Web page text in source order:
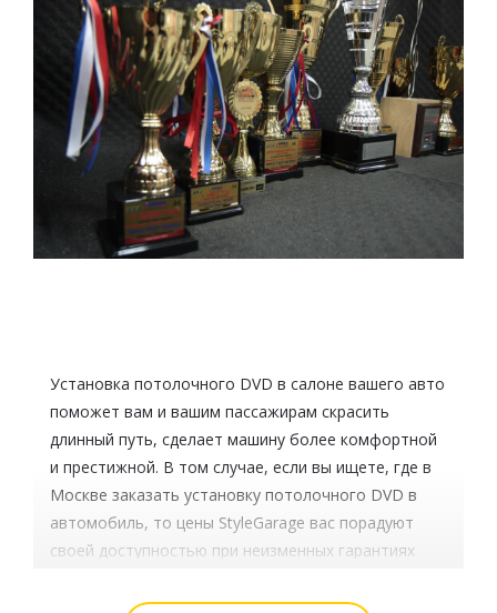
Установка потолочного DVD в салоне вашего авто
поможет вам и вашим пассажирам скрасить
длинный путь, сделает машину более комфортной
и престижной. В том случае, если вы ищете, где в
Москве заказать установку потолочного DVD в
автомобиль, то цены StyleGarage вас порадуют
своей доступностью при неизменных гарантиях
подумываете о том, чтобы самостоятельно